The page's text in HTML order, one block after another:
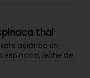
thai
asiático en
espinaca, leche de